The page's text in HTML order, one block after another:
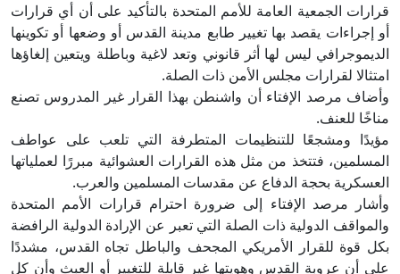
قرارات الجمعية العامة للأمم المتحدة بالتأكيد على أن أي قرارات
أو إجراءات يقصد بها تغيير طابع مدينة القدس أو وضعها أو تكوينها
الديموجرافي ليس لها أثر قانوني وتعد لاغية وباطلة ويتعين إلغاؤها
امتثالا لقرارات مجلس الأمن ذات الصلة.
وأضاف مرصد الإفتاء أن واشنطن بهذا القرار غير المدروس تصنع
مناخًا للعنف.
مؤيدًا ومشجعًا للتنظيمات المتطرفة التي تلعب على عواطف
المسلمين، فتتخذ من مثل هذه القرارات العشوائية مبررًا لعملياتها
العسكرية بحجة الدفاع عن مقدسات المسلمين والعرب.
وأشار مرصد الإفتاء إلى ضرورة احترام قرارات الأمم المتحدة
والمواقف الدولية ذات الصلة التي تعبر عن الإرادة الدولية الرافضة
بكل قوة للقرار الأمريكي المجحف والباطل تجاه القدس، مشددًا
على أن عروبة القدس وهويتها غير قابلة للتغيير أو العبث وأن كل